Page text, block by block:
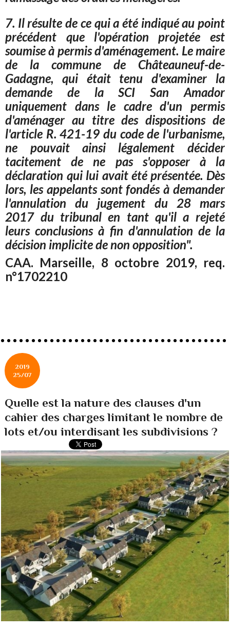
7. Il résulte de ce qui a été indiqué au point
précédent que l'opération projetée est
soumise à permisd'aménagement. Le maire
de la commune de Châteauneuf-de-
Gadagne, qui était tenu d'examiner la
demande de la SCI San Amador
uniquement dans le cadre d'un permis
d'aménager au titre des dispositions de
l'article R. 421-19 du code de l'urbanisme,
ne pouvait ainsi légalement décider
tacitement de ne pas s'opposer à la
déclaration qui lui avait été présentée. Dès
lors, les appelants sont fondés à demander
l'annulation du jugement du 28 mars
2017 du tribunal en tant qu'il a rejeté
leurs conclusions à fin d'annulation de la
décision implicite de non opposition".
CAA. Marseille, 8 octobre 2019, req.
n°1702210
2019
25/07
Quelle est la nature des clauses d'un
cahier des charges limitant le nombre de
lots et/ou interdisant les subdivisions ?